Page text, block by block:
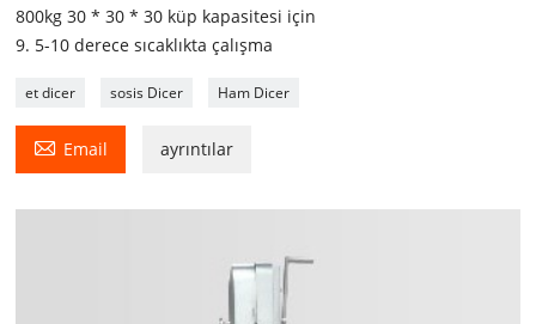
800kg 30 * 30 * 30 küp kapasitesi için
9. 5-10 derece sıcaklıkta çalışma
et dicer sosis Dicer Ham Dicer
 Email ayrıntılar